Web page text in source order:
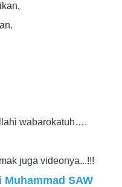
wabarokatuh….
juga videonya...!!!
SAW